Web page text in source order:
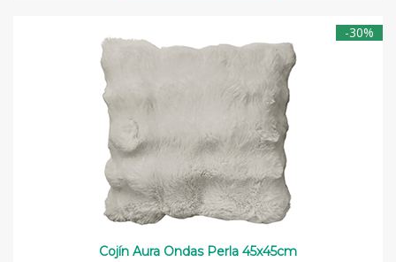
-30%
Cojín Aura Ondas Perla 45x45cm